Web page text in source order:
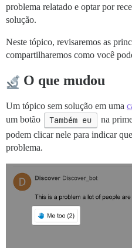
problema relatado e optar por
solução.
Neste tópico, revisaremos as
compartilharemos como você
O que mudou
Um tópico sem solução em uma
um botão
Também eu
na
podem clicar nele para indicar
problema.